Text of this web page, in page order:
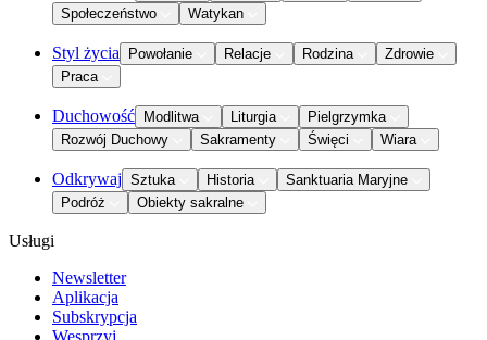
Społeczeństwo
Watykan
Styl życia Powołanie Relacje Rodzina
Zdrowie
Praca
Duchowość Modlitwa Liturgia
Pielgrzymka
Rozwój Duchowy
Sakramenty Święci Wiara
Odkrywaj Sztuka Historia
Sanktuaria Maryjne
Podróż
Obiekty sakralne
Usługi
Newsletter
Aplikacja
Subskrypcja
Wesprzyj